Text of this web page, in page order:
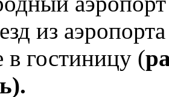
из
в гостиницу (